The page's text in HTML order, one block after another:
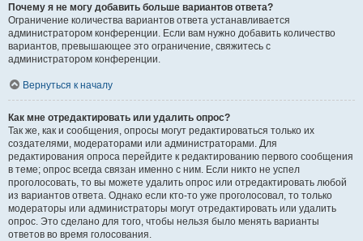
Почему я не могу добавить больше вариантов ответа?
Ограничение количества вариантов ответа устанавливается
администратором конференции. Если вам нужно добавить количество
вариантов, превышающее это ограничение, свяжитесь с
администратором конференции.
Вернуться к началу
Как мне отредактировать или удалить опрос?
Так же, как и сообщения, опросы могут редактироваться только их
создателями, модераторами или администраторами. Для
редактирования опроса перейдите к редактированию первого сообщения
в теме; опрос всегда связан именно с ним. Если никто не успел
проголосовать, то вы можете удалить опрос или отредактировать любой
из вариантов ответа. Однако если кто-то уже проголосовал, то только
модераторы или администраторы могут отредактировать или удалить
опрос. Это сделано для того, чтобы нельзя было менять варианты
ответов во время голосования.